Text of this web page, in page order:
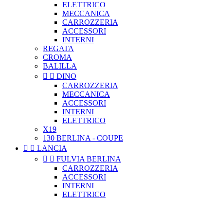
ELETTRICO
MECCANICA
CARROZZERIA
ACCESSORI
INTERNI
REGATA
CROMA
BALILLA
  DINO
CARROZZERIA
MECCANICA
ACCESSORI
INTERNI
ELETTRICO
X19
130 BERLINA - COUPE
  LANCIA
  FULVIA BERLINA
CARROZZERIA
ACCESSORI
INTERNI
ELETTRICO